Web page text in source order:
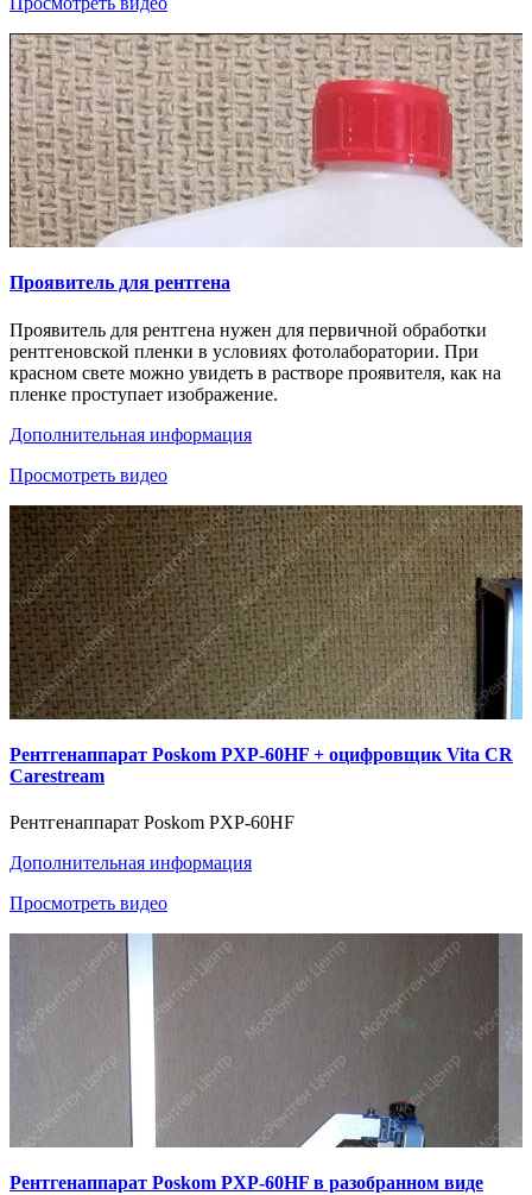
Проявитель для рентгена
Проявитель для рентгена нужен для первичной обработки
рентгеновской пленки в условиях фотолаборатории. При
красном свете можно увидеть в растворе проявителя, как на
пленке проступает изображение.
Дополнительная информация
Просмотреть видео
Рентгенаппарат Poskom PXP-60HF + оцифровщик Vita CR
Carestream
Рентгенаппарат Poskom PXP-60HF
Дополнительная информация
Просмотреть видео
Рентгенаппарат Poskom PXP-60HF в разобранном виде